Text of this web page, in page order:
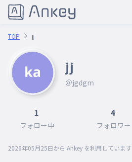
TOP jj
jj
＠jgdgm
1
フォロー中
4
フォロワー
2026年05月25日から Ankey を利用しています